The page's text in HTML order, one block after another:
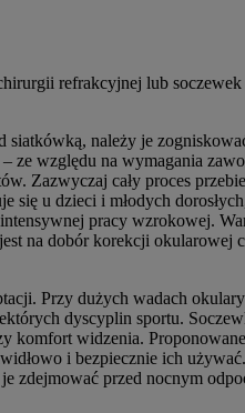
refrakcyjnej lub
należy je
ze względu na wymagania
Zazwyczaj cały proces
się u dzieci i młodych
pracy wzrokowej.
na dobór korekcji okularowej
Przy dużych wadach
dyscyplin sportu.
komfort widzenia.
i bezpiecznie ich
zdejmować przed nocnym